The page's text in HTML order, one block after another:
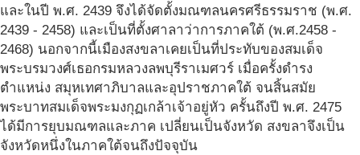
และในปี พ.ศ. 2439 จึงได้จัดตั้งมณฑลนครศรีธรรมราช (พ.ศ.
2439 - 2458) และเป็นที่ตั้งศาลาว่าการภาคใต้ (พ.ศ.2458 -
2468) นอกจากนี้เมืองสงขลาเคยเป็นที่ประทับของสมเด็จ
พระบรมวงศ์เธอกรมหลวงลพบุรีราเมศวร์ เมื่อครั้งดำรง
ตำแหน่ง สมุหเทศาภิบาลและอุปราชภาคใต้ จนสิ้นสมัย
พระบาทสมเด็จพระมงกุฏเกล้าเจ้าอยู่หัว ครั้นถึงปี พ.ศ. 2475
ได้มีการยุบมณฑลและภาค เปลี่ยนเป็นจังหวัด สงขลาจึงเป็น
จังหวัดหนึ่งในภาคใต้จนถึงปัจจุบัน